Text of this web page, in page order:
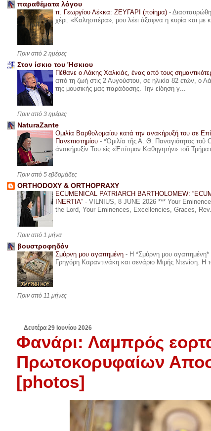
παραθέματα λόγου
π. Γεωργίου Λέκκα: ΖΕΥΓΑΡΙ (ποίημα) -
χέρι. «Καλησπέρα», μου λέει άξαφνα η κυρία και με
Πριν από 2 ημέρες
Στον ίσκιο του Ήσκιου
Πέθανε ο Λάκης Χαλκιάς, ένας από τους
από τη ζωή στις 2 Αυγούστου, σε ηλικία 82 ετών, ο
της μουσικής μας παράδοσης. Την είδηση γ...
Πριν από 3 ημέρες
NaturaZante
Ομιλία Βαρθολομαίου κατά την ανακήρυξή του σε
Πανεπιστημίου - *Ὁμιλία τῆς Α. Θ. Παναγιότητος τοῦ
ἀνακήρυξίν Του εἰς «Ἐπίτιμον Καθηγητήν» τοῦ
Πριν από 5 εβδομάδες
ORTHODOXY & ORTHOPRAXY
ECUMENICAL PATRIARCH BARTHOLOMEW:
INERTIA” - VILNIUS, 8 JUNE 2026 *** Your
the Lord, Your Eminences, Excellencies, Graces,
Πριν από 1 μήνα
βουστροφηδόν
Σμύρνη μου αγαπημένη - Η *Σμύρνη μου αγαπημένη*
Γρηγόρη Καραντινάκη και σενάριο Μιμής Ντενίση. Η
Πριν από 11 μήνες
Δευτέρα 29 Ιουνίου 2026
Φανάρι: Λαμπρός
Πρωτοκορυφαίων
[photos]